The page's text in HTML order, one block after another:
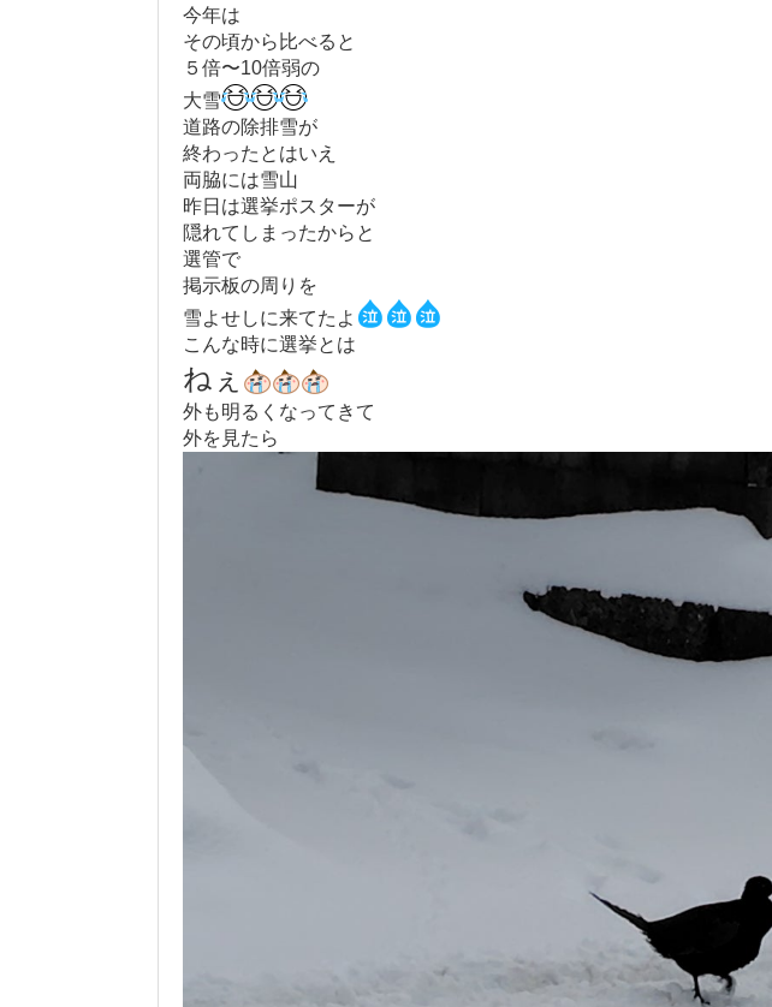
今年は
その頃から比べると
５倍〜10倍弱の
大雪
道路の除排雪が
終わったとはいえ
両脇には雪山
昨日は選挙ポスターが
隠れてしまったからと
選管で
掲示板の周りを
雪よせしに来てたよ
こんな時に選挙とは
ねぇ
外も明るくなってきて
外を見たら